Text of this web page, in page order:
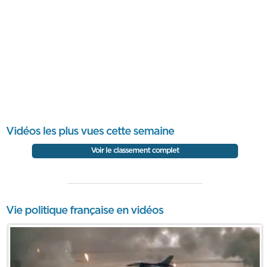
Vidéos les plus vues cette semaine
Voir le classement complet
Vie politique française en vidéos